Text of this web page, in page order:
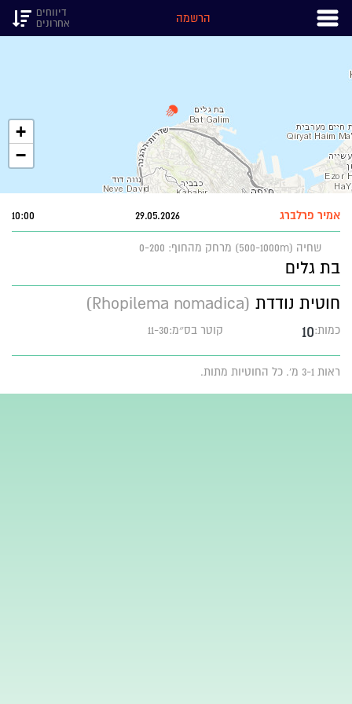
הרשמה
דיווחים
אחרונים
+
−
אמיר פרלברג 29.05.2026
10:00
שחיה (500-1000m) מרחק מהחוף: 0-200
בת גלים
חוטית נודדת (Rhopilema nomadica)
כמות:10 קוטר בס״מ:11-30
ראות 3-1 מ'. כל החוטיות מתות.